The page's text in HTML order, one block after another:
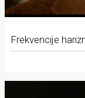
Frekvencije